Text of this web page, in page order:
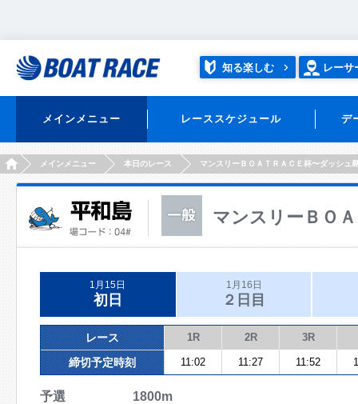
知る楽しむ レーサ
メインメニュー レーススケジュール デ
HOMEメインメニュー 本日のレース マンスリーＢＯＡＴＲＡＣＥ杯〜ダッシュ
マンスリーＢＯ
1月15日
初日
1月16日
２日目
レース 1R 2R 3R
締切予定時刻 11:02 11:27 11:52
予選 1800m